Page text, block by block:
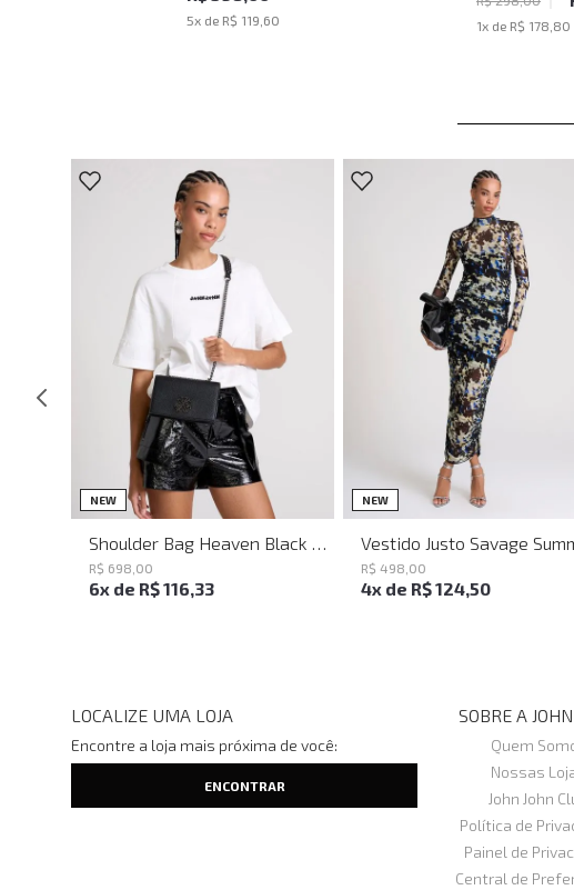
5x de R$ 119,60
Masculina
1x de R$ 178,80
NEW UN
Shoulder Bag Heaven Black John John Feminina
R$ 698 00
6x de R$116,33
NEW PP P M
R$ 498 00
4x de R$124,50
LOCALIZE UMA LOJA
Encontre a loja mais próxima de você:
SOBRE A
Quem
Nossas
John John
Política de
Painel de
Central de